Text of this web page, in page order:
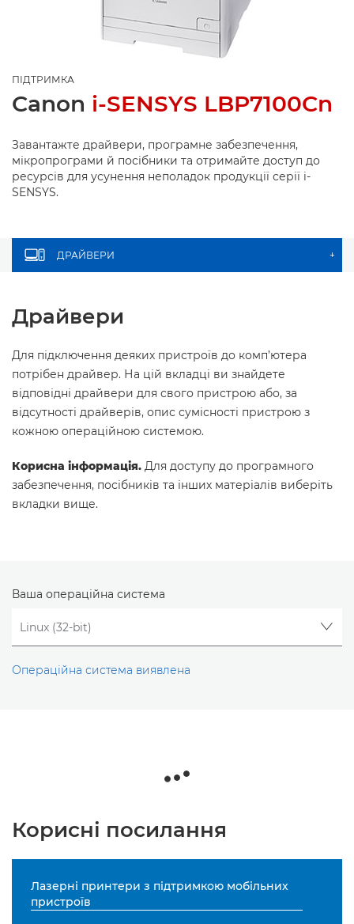
ПІДТРИМКА
Canon i-SENSYS LBP7100Cn
Завантажте драйвери, програмне забезпечення,
мікропрограми й посібники та отримайте доступ до
ресурсів для усунення неполадок продукції серії i-
SENSYS.
ДРАЙВЕРИ +
Драйвери
Для підключення деяких пристроїв до комп’ютера
потрібен драйвер. На цій вкладці ви знайдете
відповідні драйвери для свого пристрою або, за
відсутності драйверів, опис сумісності пристрою з
кожною операційною системою.
Корисна інформація. Для доступу до програмного
забезпечення, посібників та інших матеріалів виберіть
вкладки вище.
Ваша операційна система
Операційна система виявлена
Корисні посилання
Лазерні принтери з підтримкою мобільних
пристроїв